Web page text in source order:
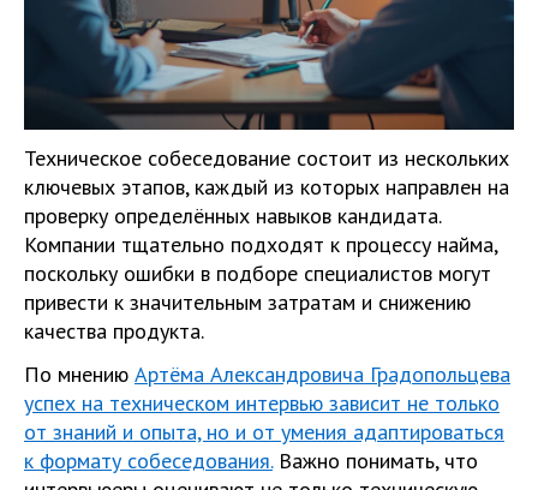
Техническое собеседование состоит из нескольких
ключевых этапов, каждый из которых направлен на
проверку определённых навыков кандидата.
Компании тщательно подходят к процессу найма,
поскольку ошибки в подборе специалистов могут
привести к значительным затратам и снижению
качества продукта.
По мнению Артёма Александровича Градопольцева
успех на техническом интервью зависит не только
от знаний и опыта, но и от умения адаптироваться
к формату собеседования.Важно понимать, что